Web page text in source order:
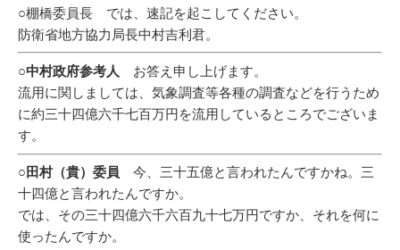
○棚橋委員長 では、速記を起こしてください。
防衛省地方協力局長中村吉利君。
○中村政府参考人
お答え申し上げます。
流用に関しましては、気象調査等各種の調査などを行うため
に約三十四億六千七百万円を流用しているところでございま
す。
○田村（貴）委員 今、三十五億と言われたんですかね。三
十四億と言われたんですか。
では、その三十四億六千六百九十七万円ですか、それを何に
使ったんですか。